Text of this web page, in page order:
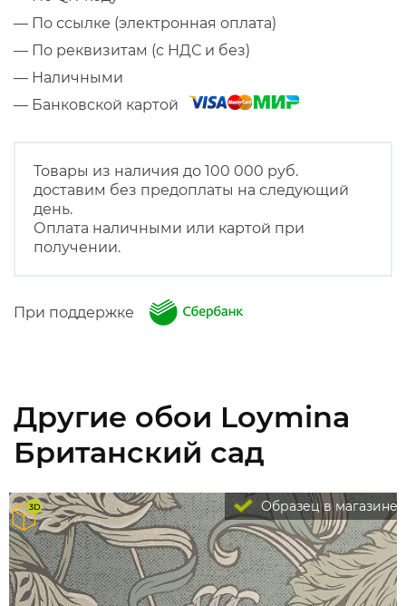
— По ссылке (электронная оплата)
— По реквизитам (с НДС и без)
— Наличными
— Банковской картой
Товары из наличия до 100 000 руб.
доставим без предоплаты на следующий
день.
Оплата наличными или картой при
получении.
При поддержке
Другие обои Loymina
Британский сад
Образец в магазине